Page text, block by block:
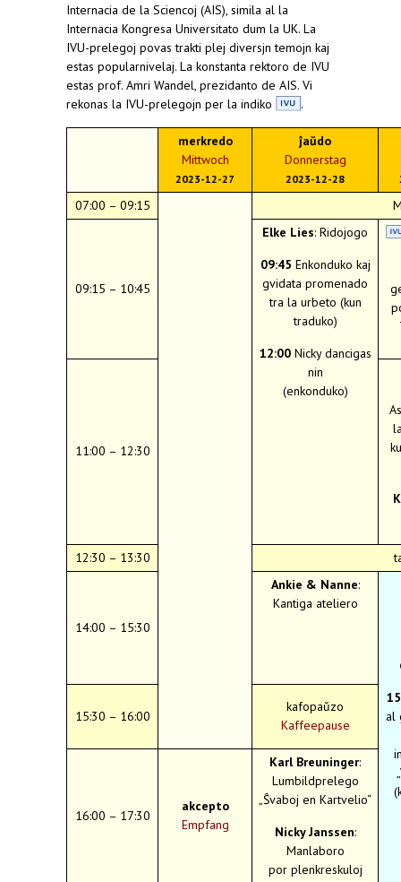
Internacia de la Sciencoj (AIS), simila al la
Internacia Kongresa Universitato dum la UK. La
IVU-prelegoj povas trakti plej diversjn temojn kaj
estas popularnivelaj. La konstanta rektoro de IVU
estas prof. Amri Wandel, prezidanto de AIS. Vi
rekonas la IVU-prelegojn per la indiko
.
merkredo
Mittwoch
2023-12-27
ĵaŭdo
Donnerstag
2023-12-28
07:00 – 09:15
09:15 – 10:45
Elke Lies: Ridojogo
09:45 Enkonduko kaj
gvidata promenado
tra la urbeto (kun
traduko)
12:00Nicky dancigas
nin
(enkonduko)
11:00 – 12:30
12:30 – 13:30
14:00 – 15:30
Ankie & Nanne:
Kantiga ateliero
al
15:30 – 16:00
kafopaŭzo
Kaffeepause
16:00 – 17:30
akcepto
Empfang
Karl Breuninger:
Lumbildprelego
„Ŝvaboj en Kartvelio“
Nicky Janssen:
Manlaboro
por plenkreskuloj